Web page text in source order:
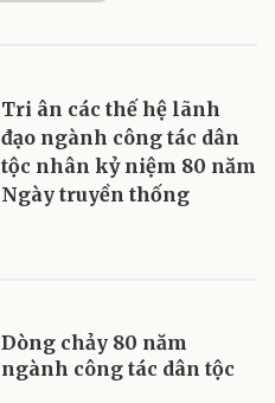
Tri ân các thế hệ lãnh
đạo ngành công tác dân
tộc nhân kỷ niệm 80 năm
Ngày truyền thống
Dòng chảy 80 năm
ngành công tác dân tộc